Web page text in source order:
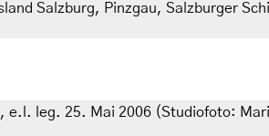
Salzburg, Pinzgau, Salzburger
leg. 25. Mai 2006 (Studiofoto: